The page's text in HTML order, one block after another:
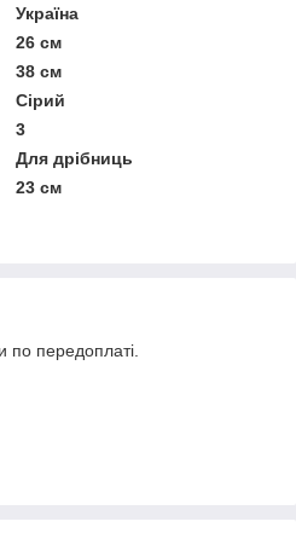
Україна
26 см
38 см
Сірий
3
Для дрібниць
23 см
по передоплаті.